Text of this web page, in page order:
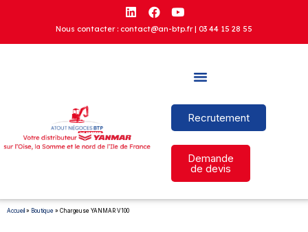
Nous contacter : contact@an-btp.fr | 03 44 15 28 55
Recrutement
Demande
de devis
Accueil » Boutique » Chargeuse YANMAR V100